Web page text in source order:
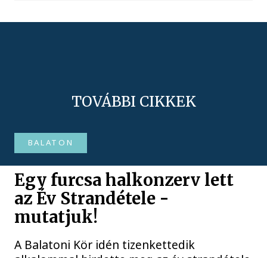
TOVÁBBI CIKKEK
BALATON
Egy furcsa halkonzerv lett
az Év Strandétele -
mutatjuk!
A Balatoni Kör idén tizenkettedik